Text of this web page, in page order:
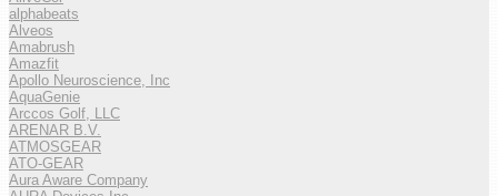
alphabeats
Alveos
Amabrush
Amazfit
Apollo Neuroscience, Inc
AquaGenie
Arccos Golf, LLC
ARENAR B.V.
ATMOSGEAR
ATO-GEAR
Aura Aware Company